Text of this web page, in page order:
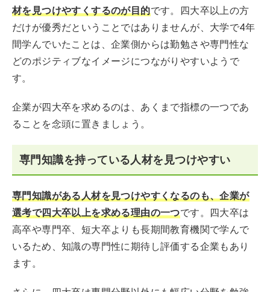
材を見つけやすくするのが目的です。四大卒以上の方
だけが優秀だということではありませんが、大学で4年
間学んでいたことは、企業側からは勤勉さや専門性な
どのポジティブなイメージにつながりやすいようで
す。
企業が四大卒を求めるのは、あくまで指標の一つであ
ることを念頭に置きましょう。
専門知識を持っている人材を見つけやすい
専門知識がある人材を見つけやすくなるのも、企業が
選考で四大卒以上を求める理由の一つです。四大卒は
高卒や専門卒、短大卒よりも長期間教育機関で学んで
いるため、知識の専門性に期待し評価する企業もあり
ます。